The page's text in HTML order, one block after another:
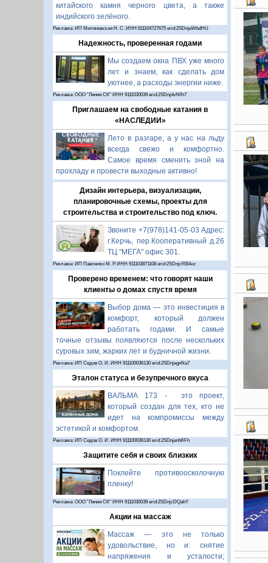
китайского камня черного цвета, а также
индийского зелёного.
Реклама: ИП Миляновская Н. С. ИНН:911104727675 erid:2SDnjeWbdHU
Надежность, проверенная годами
Мы создаем окна ПВХ уже много
лет и знаем, как сделать дом
уютнее, а расходы энергии ниже.
Реклама: ООО "Линия СК" ИНН 9111030039 erid:2SDnjdvNRt7
Приглашаем на свободные катания в
«НАСЛЕДИИ»
Лето в разгаре, а у нас на льду
всегда свежо и комфортно.
Самое время сменить зной на
прохладу и провести выходные активно!
Дизайн интерьера, визуализации,
планировочные схемы, проекты для
строительства и строительство под ключ.
Звоните +7(978)141-05-03 Адрес:
г.Керчь, пер.Кооперативный д.26
ТЦ "МЕГА" офис 301.
Реклама: ИП Павленко М. Р. ИНН 911103871108 erid:2SDnjcRB4xz
Проверено временем: что говорят наши
клиенты о домах спустя время
Выбор дома — это инвестиция в
комфорт, который должен
работать годами. И самые
точные отзывы появляются после нескольких
суровых зим, жарких лет и будничной жизни.
Реклама: ИП Седов О. И. ИНН 911100036130 erid:2SDnjegnNa7
Эталон статуса и безупречного вкуса
ВАЛЬМА 173 - это проект,
который создан для тех, кто не
идет на компромиссы между
эстетикой и комфортом.
Реклама: ИП Седов О. И. ИНН 911100036130 erid:2SDnjenhKFh
Защитите себя и своих близких
Поклейте противоосколочную
пленку!
Реклама: ООО "Линия СК" ИНН 9111030039 erid:2SDnjcDQahY
Акции на массаж
Массаж — это не только
удовольствие, но и: снятие
напряжения и усталости;